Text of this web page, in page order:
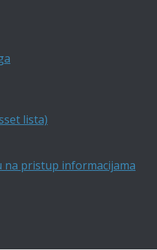
lista)
na pristup informacijama